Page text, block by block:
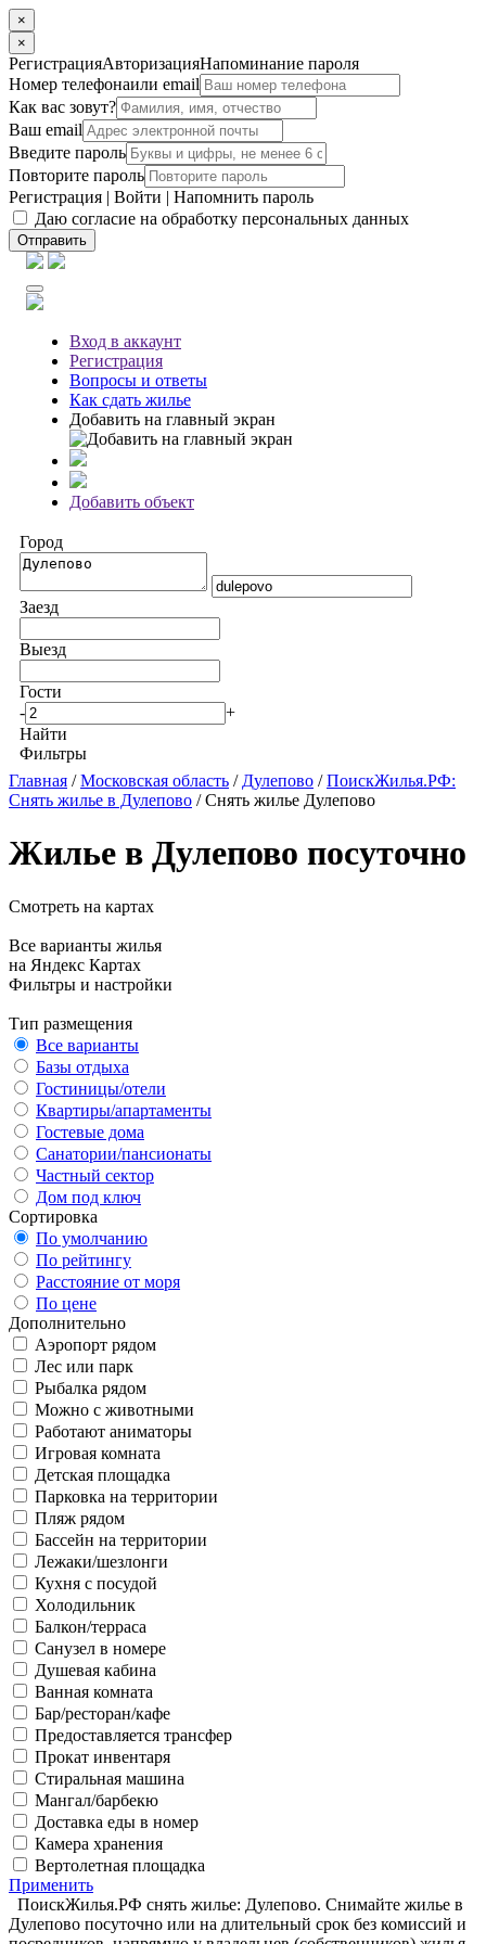
×
×
РегистрацияАвторизацияНапоминание пароля
Номер телефонаили email
Как вас зовут?
Ваш email
Введите пароль
Повторите пароль
Регистрация | Войти | Напомнить пароль
Даю согласие на обработку персональных данных
Отправить
Вход в аккаунт
Регистрация
Вопросы и ответы
Как сдать жилье
Добавить на главный экран
Добавить объект
Город
Заезд
Выезд
Гости
-
+
Найти
Фильтры
Главная /Московская область / Дулепово /ПоискЖилья.РФ:
Снять жилье в Дулепово / Снять жилье Дулепово
Жилье в Дулепово посуточно
Смотреть на картах
Все варианты жилья
на Яндекс Картах
Фильтры и настройки
Тип размещения
Все варианты
Базы отдыха
Гостиницы/отели
Квартиры/апартаменты
Гостевые дома
Санатории/пансионаты
Частный сектор
Дом под ключ
Сортировка
По умолчанию
По рейтингу
Расстояние от моря
По цене
Дополнительно
Аэропорт рядом
Лес или парк
Рыбалка рядом
Можно с животными
Работают аниматоры
Игровая комната
Детская площадка
Парковка на территории
Пляж рядом
Бассейн на территории
Лежаки/шезлонги
Кухня с посудой
Холодильник
Балкон/терраса
Санузел в номере
Душевая кабина
Ванная комната
Бар/ресторан/кафе
Предоставляется трансфер
Прокат инвентаря
Стиральная машина
Мангал/барбекю
Доставка еды в номер
Камера хранения
Вертолетная площадка
Применить
ПоискЖилья.РФ снять жилье: Дулепово. Снимайте жилье в
Дулепово посуточно или на длительный срок без комиссий и